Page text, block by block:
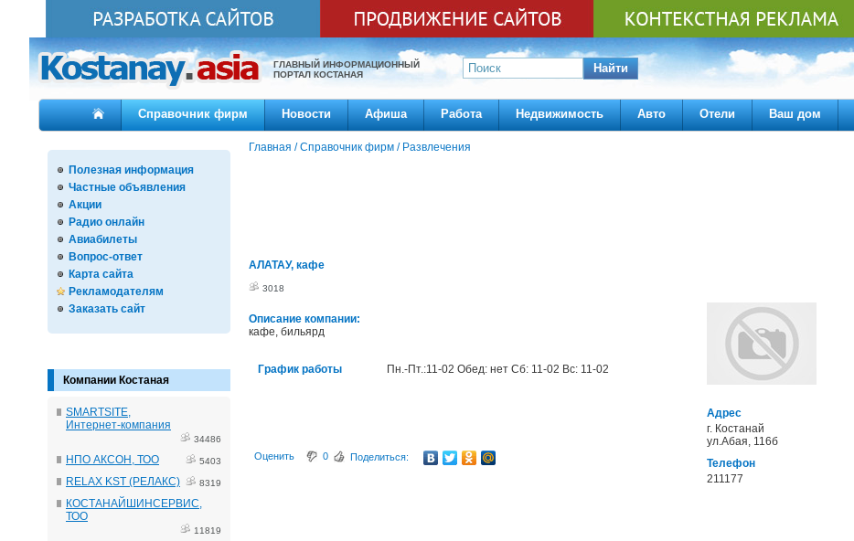
ГЛАВНЫЙ ИНФОРМАЦИОННЫЙ
ПОРТАЛ КОСТАНАЯ
Найти
Справочник фирм Новости Афиша Работа Недвижимость Авто Отели Ваш дом
Полезная информация
Частные объявления
Акции
Радио онлайн
Авиабилеты
Вопрос-ответ
Карта сайта
Рекламодателям
Заказать сайт
Компании Костаная
SMARTSITE,
Интернет-компания
34486
НПО АКСОН, ТОО 5403
RELAX KST (РЕЛАКС) 8319
КОСТАНАЙШИНСЕРВИС,
ТОО
11819
Главная /Справочник фирм / Развлечения
АЛАТАУ, кафе
3018
Описание компании:
кафе, бильярд
Адрес
г. Костанай
ул.Абая, 116б
Телефон
211177
График работы Пн.-Пт.:11-02 Обед: нет Сб: 11-02 Вс: 11-02
Оценить 0 Поделиться: